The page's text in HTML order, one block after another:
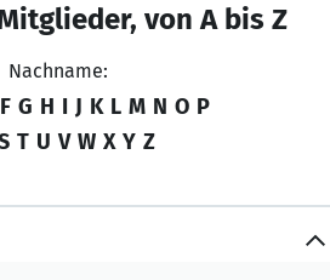
von A bis Z
Nachname:
F G H I J K L M N O P
T U V W X Y Z